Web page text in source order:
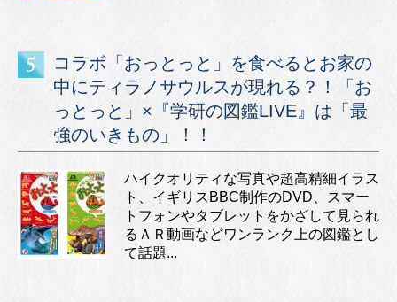
コラボ「おっとっと」を食べるとお家の
中にティラノサウルスが現れる？！「お
っとっと」×『学研の図鑑LIVE』は「最
強のいきもの」！！
ハイクオリティな写真や超高精細イラス
ト、イギリスBBC制作のDVD、スマー
トフォンやタブレットをかざして見られ
るＡＲ動画などワンランク上の図鑑とし
て話題...